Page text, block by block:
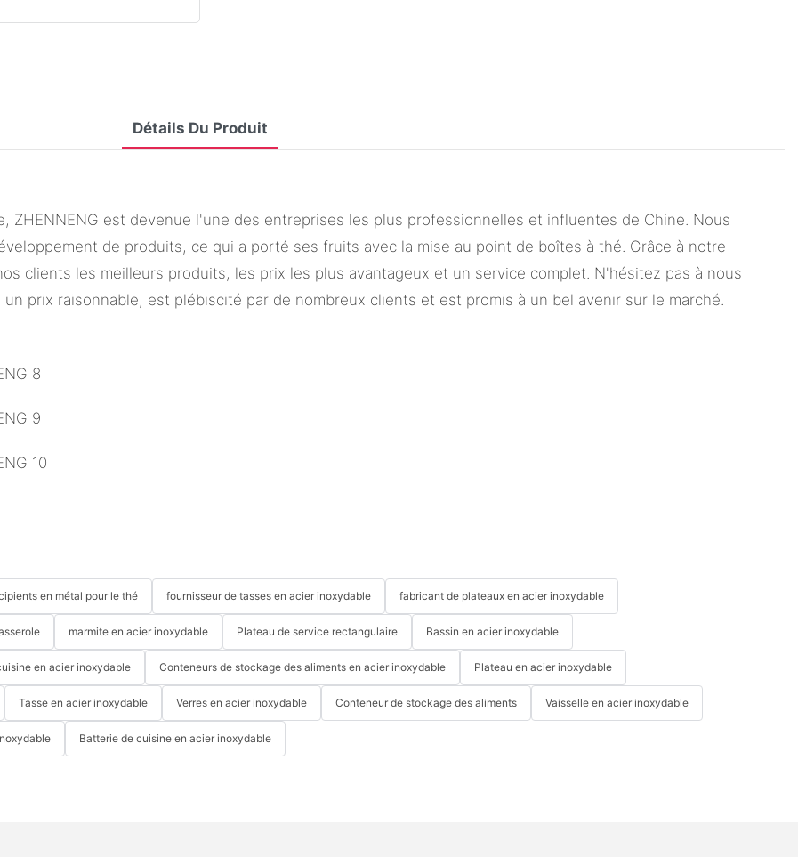
Détails Du Produit
ZHENNENG est devenue l'une des entreprises les plus professionnelles et influentes de Chine. Nous
de produits, ce qui a porté ses fruits avec la mise au point de boîtes à thé. Grâce à notre
clients les meilleurs produits, les prix les plus avantageux et un service complet. N'hésitez pas à nous
prix raisonnable, est plébiscité par de nombreux clients et est promis à un bel avenir sur le marché.
en métal pour le thé fournisseur de tasses en acier inoxydable fabricant de plateaux en acier inoxydable
marmite en acier inoxydable Plateau de service rectangulaire Bassin en acier inoxydable
en acier inoxydable Conteneurs de stockage des aliments en acier inoxydable Plateau en acier inoxydable
Tasse en acier inoxydable Verres en acier inoxydable Conteneur de stockage des aliments Vaisselle en acier inoxydable
Batterie de cuisine en acier inoxydable